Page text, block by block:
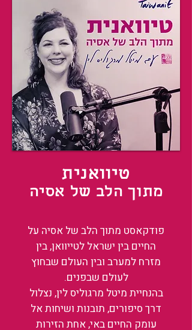
טיוואנית
מתוך הלב של אסיה
פודקאסט מתוך הלב של אסיה על
החיים בין ישראל לטייוואן, בין
מזרח למערב ובין העולם שבחוץ
לעולם שבפנים.
בהנחיית מיטל מרגוליס לין, נצלול
דרך סיפורים, תובנות ושיחות אל
עומק החיים באי, אחת הזירות